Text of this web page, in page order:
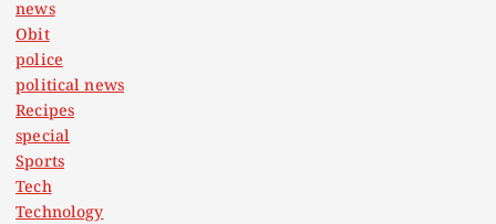
news
Obit
police
political news
Recipes
special
Sports
Tech
Technology